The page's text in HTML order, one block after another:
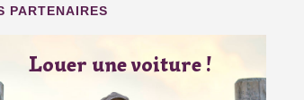
PARTENAIRES
Louer une voiture !